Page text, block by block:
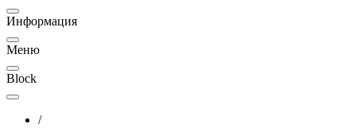
Информация
Меню
Block
/